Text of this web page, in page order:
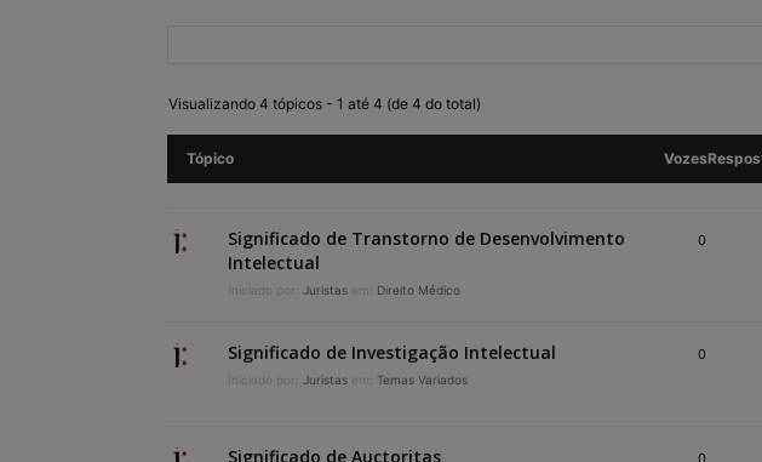
Visualizando 4 tópicos - 1 até 4 (de 4 do total)
Tópico Vozes
Significado de Transtorno de Desenvolvimento
Intelectual
Iniciado por: Juristas em: Direito Médico
0
Significado de Investigação Intelectual
Iniciado por: Juristas em: Temas Variados
0
Significado de Auctoritas 0